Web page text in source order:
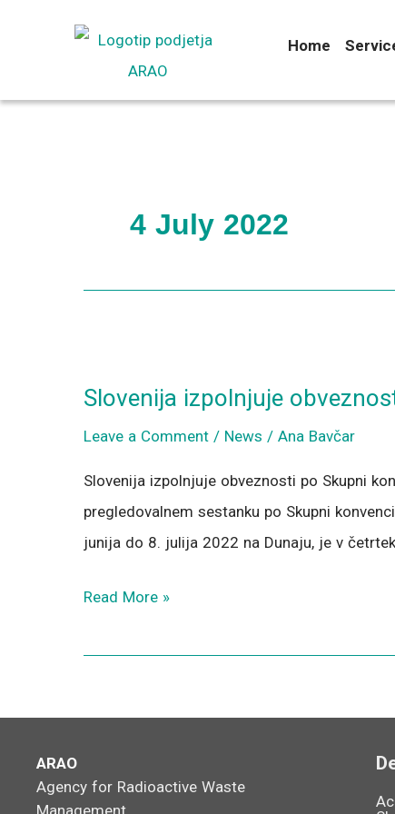
Home
4 July 2022
Slovenija izpolnjuje
Leave a Comment / News / Ana Bavčar
Slovenija izpolnjuje obveznosti po Skupni
pregledovalnem sestanku po Skupni
junija do 8. julija 2022 na Dunaju, je v
obveznosti
po
Read More »
ARAO
Agency for Radioactive Waste